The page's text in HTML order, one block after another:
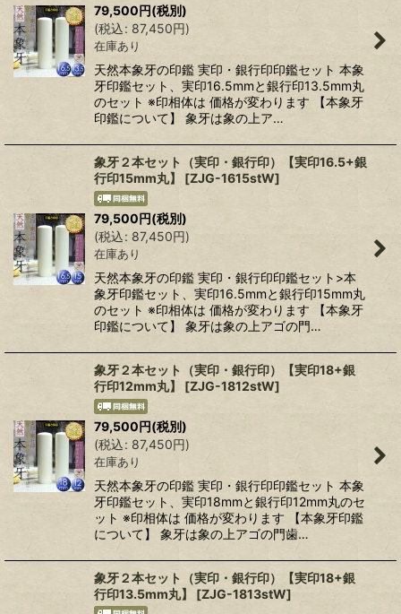
79,500 円(税別)
(税込: 87,450円)
在庫あり
天然本象牙の印鑑 実印・銀行印印鑑セット 本象
牙印鑑セット、実印16.5mmと銀行印13.5mm丸
のセット ※印相体は 価格が変わります 【本象牙
印鑑について】 象牙は象の上ア…
象牙２本セット（実印・銀行印）【実印16.5+銀
行印15mm丸】
[ZJG-1615stW]
79,500円(税別)
(税込: 87,450円)
在庫あり
天然本象牙の印鑑 実印・銀行印印鑑セット>本
象牙印鑑セット、実印16.5mmと銀行印15mm丸
のセット ※印相体は 価格が変わります 【本象牙
印鑑について】 象牙は象の上アゴの門…
象牙２本セット（実印・銀行印）【実印18+銀
行印12mm丸】
[ZJG-1812stW]
79,500円(税別)
(税込: 87,450円)
在庫あり
天然本象牙の印鑑 実印・銀行印印鑑セット 本象
牙印鑑セット、実印18mmと銀行印12mm丸のセ
ット ※印相体は 価格が変わります 【本象牙印鑑
について】 象牙は象の上アゴの門歯…
象牙２本セット（実印・銀行印）【実印18+銀
行印13.5mm丸】
[ZJG-1813stW]